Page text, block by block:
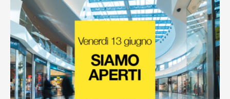
Ottieni indicazioni stradali